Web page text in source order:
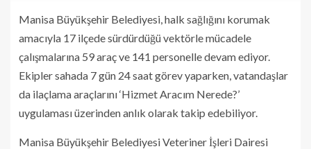
Manisa Büyükşehir Belediyesi, halk sağlığını korumak
amacıyla 17 ilçede sürdürdüğü vektörle mücadele
çalışmalarına 59 araç ve 141 personelle devam ediyor.
Ekipler sahada 7 gün 24 saat görev yaparken, vatandaşlar
da ilaçlama araçlarını ‘Hizmet Aracım Nerede?’
uygulaması üzerinden anlık olarak takip edebiliyor.
Manisa Büyükşehir Belediyesi Veteriner İşleri Dairesi